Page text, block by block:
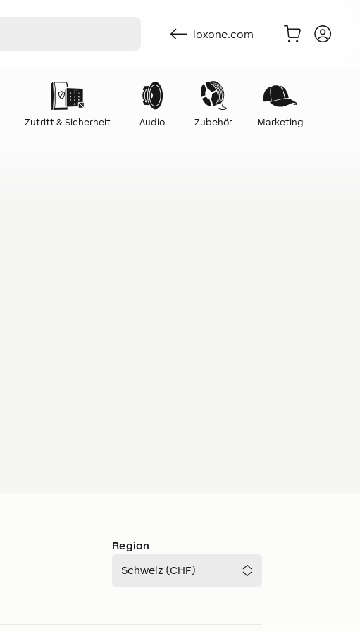
loxone.com
Zutritt & Sicherheit Audio Zubehör Marketing
Region
Schweiz (CHF)